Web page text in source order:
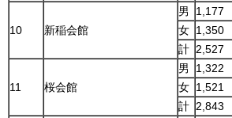
10 新稲会館
男 1,177
女 1,350
計 2,527
11 桜会館
男 1,322
女 1,521
計 2,843